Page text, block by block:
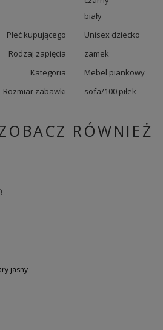
biały
Płeć kupującego
Unisex dziecko
Rodzaj zapięcia
zamek
Kategoria
Mebel piankowy
Rozmiar zabawki
sofa/100 piłek
RÓWNIEŻ
jasny